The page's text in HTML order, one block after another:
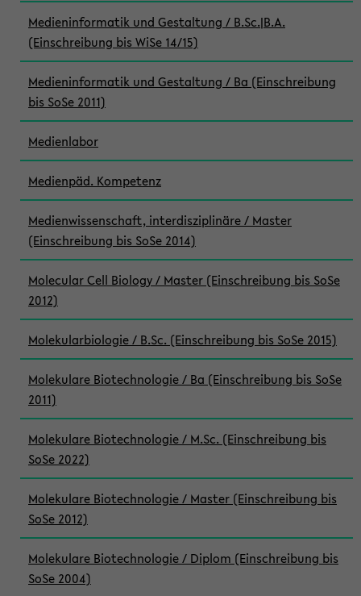
Medieninformatik und Gestaltung / B.Sc.|B.A.
(Einschreibung bis WiSe 14/15)
Medieninformatik und Gestaltung / Ba (Einschreibung
bis SoSe 2011)
Medienlabor
Medienpäd. Kompetenz
Medienwissenschaft, interdisziplinäre / Master
(Einschreibung bis SoSe 2014)
Molecular Cell Biology / Master (Einschreibung bis SoSe
2012)
Molekularbiologie / B.Sc. (Einschreibung bis SoSe 2015)
Molekulare Biotechnologie / Ba (Einschreibung bis SoSe
2011)
Molekulare Biotechnologie / M.Sc. (Einschreibung bis
SoSe 2022)
Molekulare Biotechnologie / Master (Einschreibung bis
SoSe 2012)
Molekulare Biotechnologie / Diplom (Einschreibung bis
SoSe 2004)